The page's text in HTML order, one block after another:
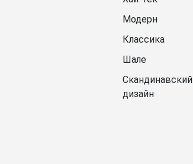
Модерн
Классика
Шале
Скандинавский
дизайн